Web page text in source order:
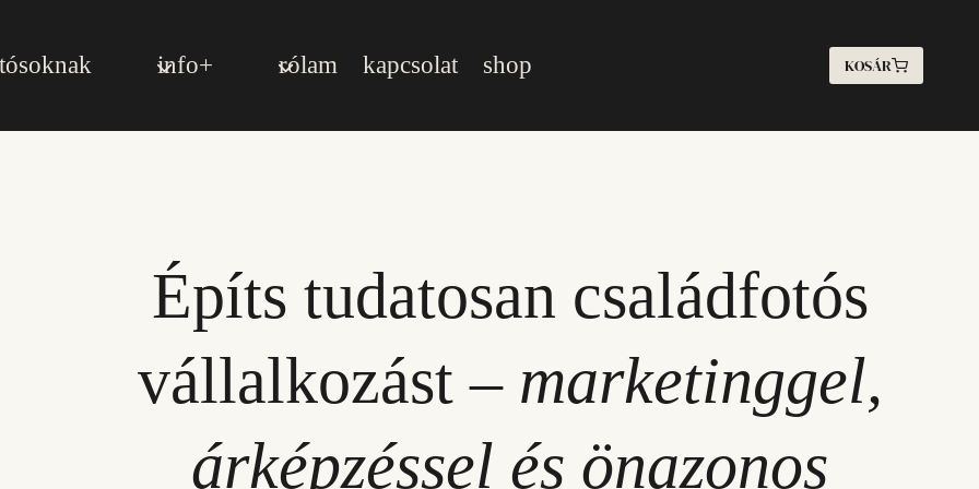
info+ rólam kapcsolat shop KOSÁR
Építs tudatosan családfotós
vállalkozást – marketinggel,
árképzéssel és önazonos